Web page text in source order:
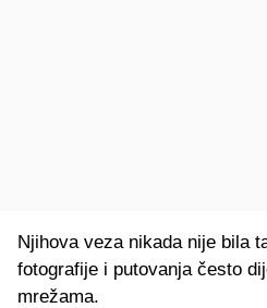
Njihova veza nikada nije bila
fotografije i putovanja često
mrežama.